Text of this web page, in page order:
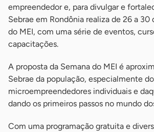
empreendedor e, para divulgar e
Sebrae em Rondônia realiza de 26 a 30
do MEI, com uma série de eventos,
capacitações.
A proposta da Semana do MEI é
Sebrae da população, especialmente
microempreendedores individuais e
dando os primeiros passos no mundo
Com uma programação gratuita e